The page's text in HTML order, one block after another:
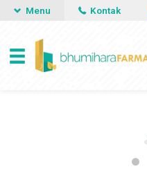
saja dan dimana saja.
Menu Kontak